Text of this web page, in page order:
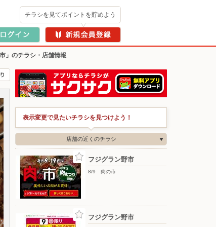
チラシを見てポイントを貯めよう
」のチラシ・店舗情報
表示変更で見たいチラシを見つけよう！
店舗の近くのチラシ
フジグラン野市
8/9 肉の市
フジグラン野市